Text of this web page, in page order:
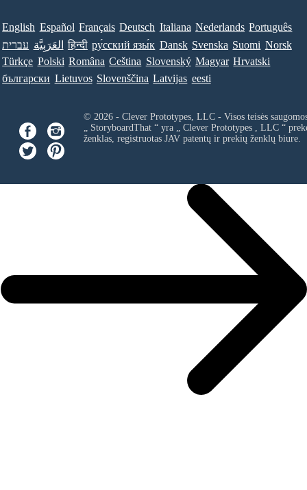
English Español Français Deutsch Italiana Nederlands Português
עברית العَرَبِيَّة हिन्दी ру́сский язы́к Dansk Svenska Suomi Norsk
Türkçe Polski Româna Ceština Slovenský Magyar Hrvatski
български Lietuvos Slovenščina Latvijas eesti
© 2026 - Clever Prototypes, LLC - Visos teisės
„ StoryboardThat “ yra „ Clever Prototypes , LLC“
ženklas, registruotas JAV patentų ir prekių ženklų biure.